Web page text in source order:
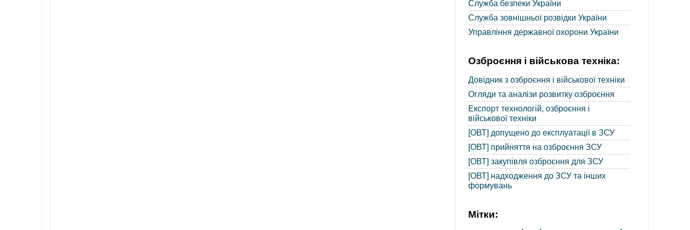
Служба безпеки України
Служба зовнішньої розвідки України
Управління державної охорони України
Озброєння і військова техніка:
Довідник з озброєння і військової техніки
Огляди та аналізи розвитку озброєння
Експорт технологій, озброєння і
військової техніки
[ОВТ] допущено до експлуатації в ЗСУ
[ОВТ] прийняття на озброєння ЗСУ
[ОВТ] закупівля озброєння для ЗСУ
[ОВТ] надходження до ЗСУ та інших
формувань
Мітки: